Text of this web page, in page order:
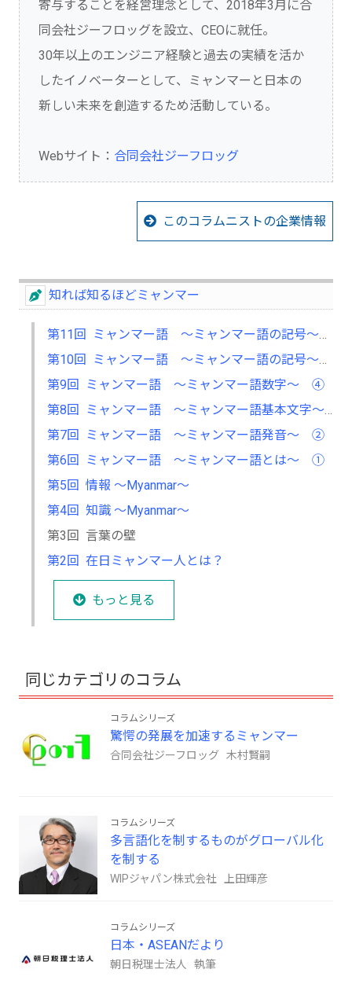
寄与することを経営理念として、2018年3月に合
同会社ジーフロッグを設立、CEOに就任。
30年以上のエンジニア経験と過去の実績を活か
したイノベーターとして、ミャンマーと日本の
新しい未来を創造するため活動している。
Webサイト： 合同会社ジーフロッグ
このコラムニストの企業情報
知れば知るほどミャンマー
第11回 ミャンマー語 ～ミャンマー語の記号～ ⑥
第10回 ミャンマー語 ～ミャンマー語の記号～ ⑤
第9回 ミャンマー語 ～ミャンマー語数字～ ④
第8回 ミャンマー語 ～ミャンマー語基本文字～ ③
第7回 ミャンマー語 ～ミャンマー語発音～ ②
第6回 ミャンマー語 ～ミャンマー語とは～ ①
第5回 情報 ～Myanmar～
第4回 知識 ～Myanmar～
第3回 言葉の壁
第2回 在日ミャンマー人とは？
もっと見る
同じカテゴリのコラム
コラムシリーズ
驚愕の発展を加速するミャンマー
合同会社ジーフロッグ 木村賢嗣
コラムシリーズ
多言語化を制するものがグローバル化
を制する
WIPジャパン株式会社 上田輝彦
コラムシリーズ
日本・ASEANだより
朝日税理士法人 執筆